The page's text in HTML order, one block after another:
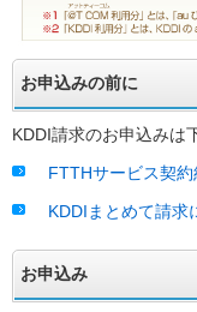
お申込みの前に
KDDI請求のお申込みは
FTTHサービス契約
KDDIまとめて請求
お申込み